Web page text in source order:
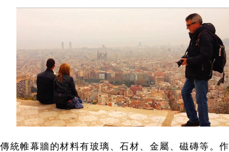
傳統帷幕牆的材料有玻璃、石材、金屬、磁磚等。作